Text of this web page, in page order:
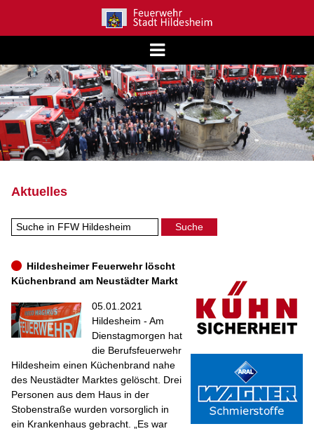
Aktuelles
Hildesheimer Feuerwehr löscht
Küchenbrand am Neustädter Markt
05.01.2021
Hildesheim - Am
Dienstagmorgen hat
die Berufsfeuerwehr
Hildesheim einen Küchenbrand nahe
des Neustädter Marktes gelöscht. Drei
Personen aus dem Haus in der
Stobenstraße wurden vorsorglich in
ein Krankenhaus gebracht. „Es war